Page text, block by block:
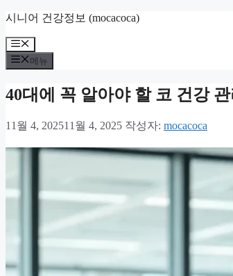
컨
츠
로
너
기
시니어 건강정보 (mocacoca)
메
뉴
메뉴
40대에 꼭 알아야 할 코 건강 관
11월 4, 202511월 4, 2025 작성자: mocacoca